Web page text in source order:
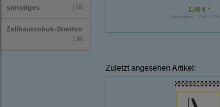
sonstiges 15
Zellkautschuk-Streifen
25
1,00 € *
Grundpreis: 1,00 € /
Zuletzt angesehen Artikel: